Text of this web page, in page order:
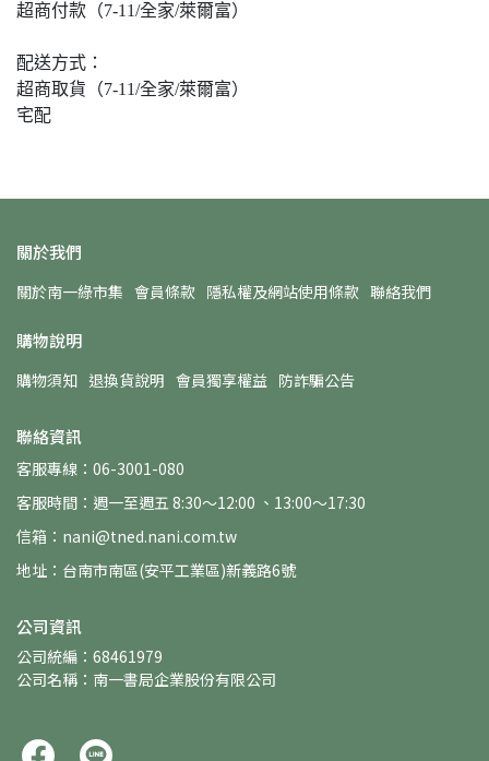
超商付款（7-11/全家/萊爾富）
配送方式：
超商取貨（7-11/全家/萊爾富）
宅配
關於我們
關於南一綠市集 會員條款 隱私權及網站使用條款 聯絡我們
購物說明
購物須知 退換貨說明 會員獨享權益 防詐騙公告
聯絡資訊
客服專線：06-3001-080
客服時間：週一至週五 8:30～12:00 、13:00～17:30
信箱：nani@tned.nani.com.tw
地址：台南市南區(安平工業區)新義路6號
公司資訊
公司統編：68461979
公司名稱：南一書局企業股份有限公司